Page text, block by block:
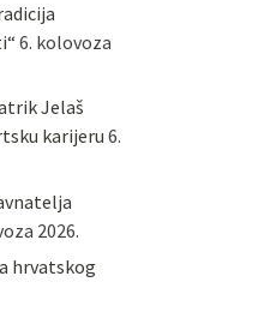
6. kolovoza
Jelaš
karijeru 6.
2026.
hrvatskog